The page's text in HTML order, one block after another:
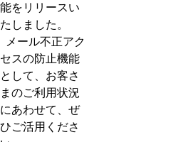
能をリリースい
たしました。
メール不正アク
セスの防止機能
として、お客さ
まのご利用状況
にあわせて、ぜ
ひご活用くださ